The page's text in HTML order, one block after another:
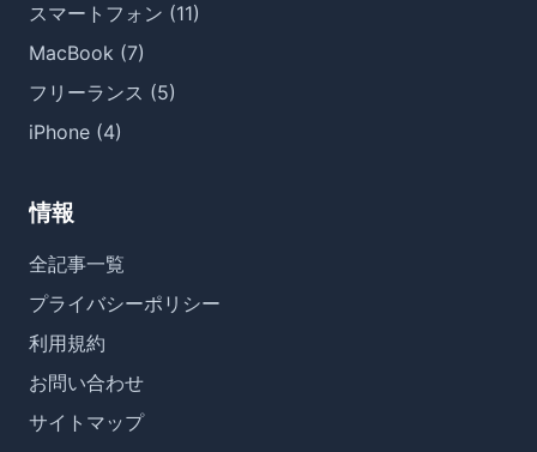
スマートフォン (11)
MacBook (7)
フリーランス (5)
iPhone (4)
情報
全記事一覧
プライバシーポリシー
利用規約
お問い合わせ
サイトマップ